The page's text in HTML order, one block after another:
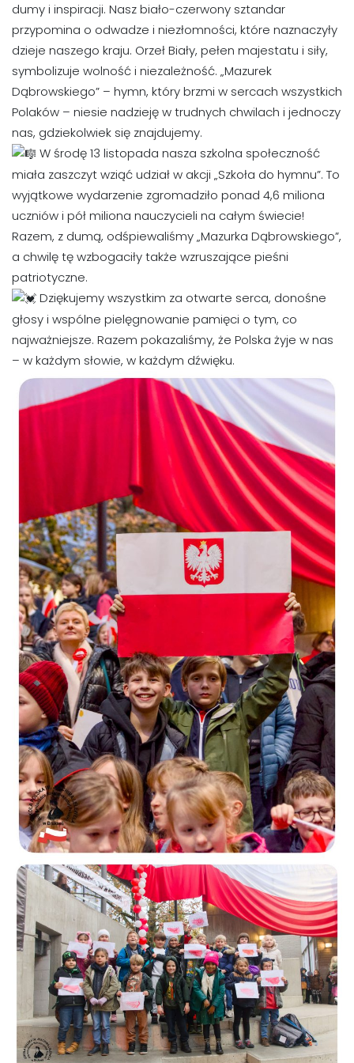
dumy i inspiracji. Nasz biało-czerwony sztandar
przypomina o odwadze i niezłomności, które naznaczyły
dzieje naszego kraju. Orzeł Biały, pełen majestatu i siły,
symbolizuje wolność i niezależność. „Mazurek
Dąbrowskiego” – hymn, który brzmi w sercach wszystkich
Polaków – niesie nadzieję w trudnych chwilach i jednoczy
nas, gdziekolwiek się znajdujemy.
W środę 13 listopada nasza szkolna społeczność
miała zaszczyt wziąć udział w akcji „Szkoła do hymnu”. To
wyjątkowe wydarzenie zgromadziło ponad 4,6 miliona
uczniów i pół miliona nauczycieli na całym świecie!
Razem, z dumą, odśpiewaliśmy „Mazurka Dąbrowskiego”,
a chwilę tę wzbogaciły także wzruszające pieśni
patriotyczne.
Dziękujemy wszystkim za otwarte serca, donośne
głosy i wspólne pielęgnowanie pamięci o tym, co
najważniejsze. Razem pokazaliśmy, że Polska żyje w nas
– w każdym słowie, w każdym dźwięku.